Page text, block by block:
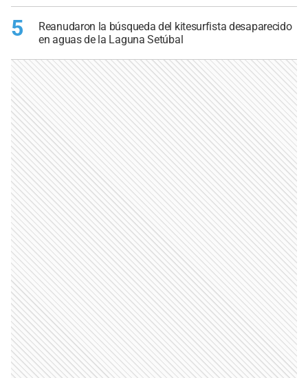
5
Reanudaron la búsqueda del kitesurfista desaparecido
en aguas de la Laguna Setúbal